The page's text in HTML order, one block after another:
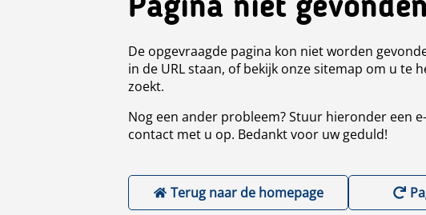
Pagina niet gevonden
De opgevraagde pagina kon niet worden
in de URL staan, of bekijk onze sitemap om u te
zoekt.
Nog een ander probleem? Stuur hieronder een
contact met u op. Bedankt voor uw geduld!
Terug naar de homepage